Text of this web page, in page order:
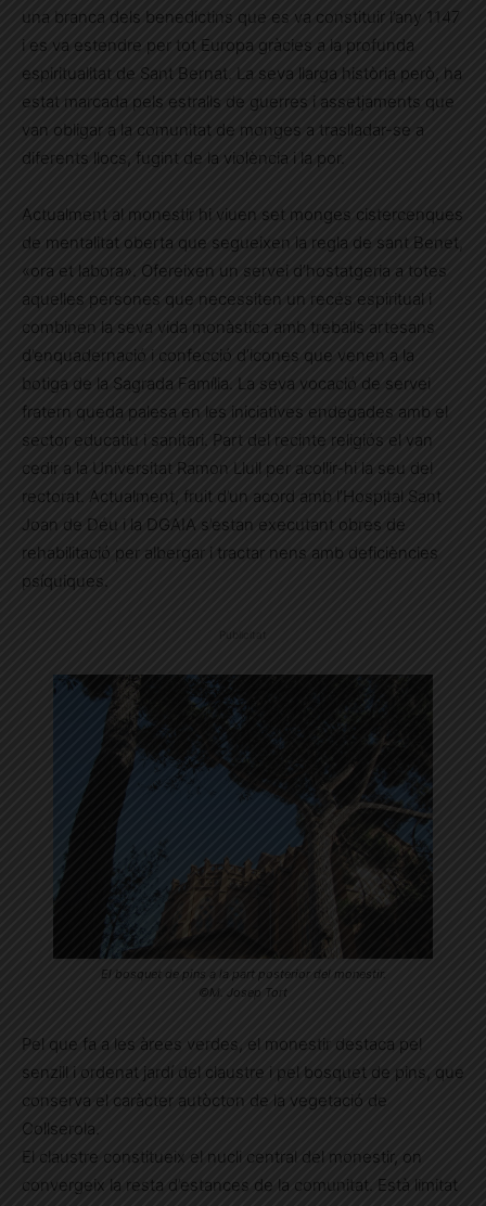
una branca dels benedictins que es va constituir l’any 1147
i es va estendre per tot Europa gràcies a la profunda
espiritualitat de Sant Bernat. La seva llarga història però, ha
estat marcada pels estralls de guerres i assetjaments que
van obligar a la comunitat de monges a traslladar-se a
diferents llocs, fugint de la violència i la por.
Actualment al monestir hi viuen set monges cistercenques
de mentalitat oberta que segueixen la regla de sant Benet,
«ora et labora». Ofereixen un servei d’hostatgeria a totes
aquelles persones que necessiten un recés espiritual i
combinen la seva vida monàstica amb treballs artesans
d’enquadernació i confecció d’icones que venen a la
botiga de la Sagrada Família. La seva vocació de servei
fratern queda palesa en les iniciatives endegades amb el
sector educatiu i sanitari. Part del recinte religiós el van
cedir a la Universitat Ramon Llull per acollir-hi la seu del
rectorat. Actualment, fruit d’un acord amb l’Hospital Sant
Joan de Déu i la DGAIA s’estan executant obres de
rehabilitació per albergar i tractar nens amb deficiències
psíquiques.
Publicitat
El bosquet de pins a la part posterior del monestir.
©M. Josep Tort
Pel que fa a les àrees verdes, el monestir destaca pel
senzill i ordenat jardí del claustre i pel bosquet de pins, que
conserva el caràcter autòcton de la vegetació de
Collserola.
El claustre constitueix el nucli central del monestir, on
convergeix la resta d’estances de la comunitat. Està limitat